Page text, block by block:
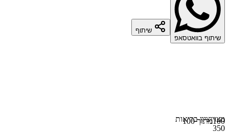
שיתוף בוואטסאפ
שיתוף
100מתוך 100מצויןציון בריאות
350